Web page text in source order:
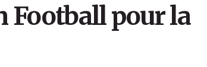
Football pour la